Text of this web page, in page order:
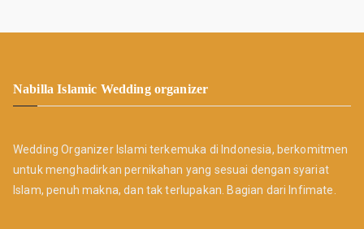
Nabilla Islamic Wedding organizer
Wedding Organizer Islami terkemuka di Indonesia, berkomitmen
untuk menghadirkan pernikahan yang sesuai dengan syariat
Islam, penuh makna, dan tak terlupakan. Bagian dari Infimate.